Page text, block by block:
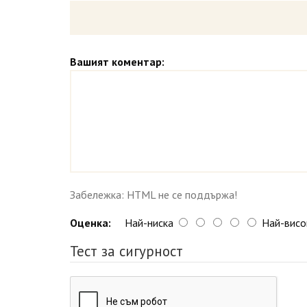
Вашият коментар:
Забележка: HTML не се поддържа!
Оценка: Най-ниска Най-
Тест за сигурност